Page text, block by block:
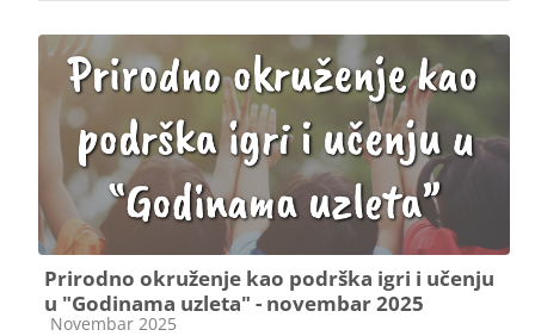
Prirodno okruženje kao podrška igri i učenju
u "Godinama uzleta" - novembar 2025
Kategorija kursa
Novembar 2025